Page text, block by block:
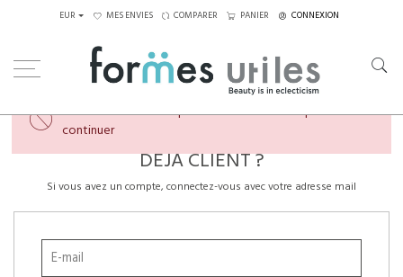
EUR MES ENVIES COMPARER PANIER CONNEXION
Veuillez créer un compte ou vous connecter pour
continuer
DÉJÀ CLIENT ?
Si vous avez un compte, connectez-vous avec votre adresse mail